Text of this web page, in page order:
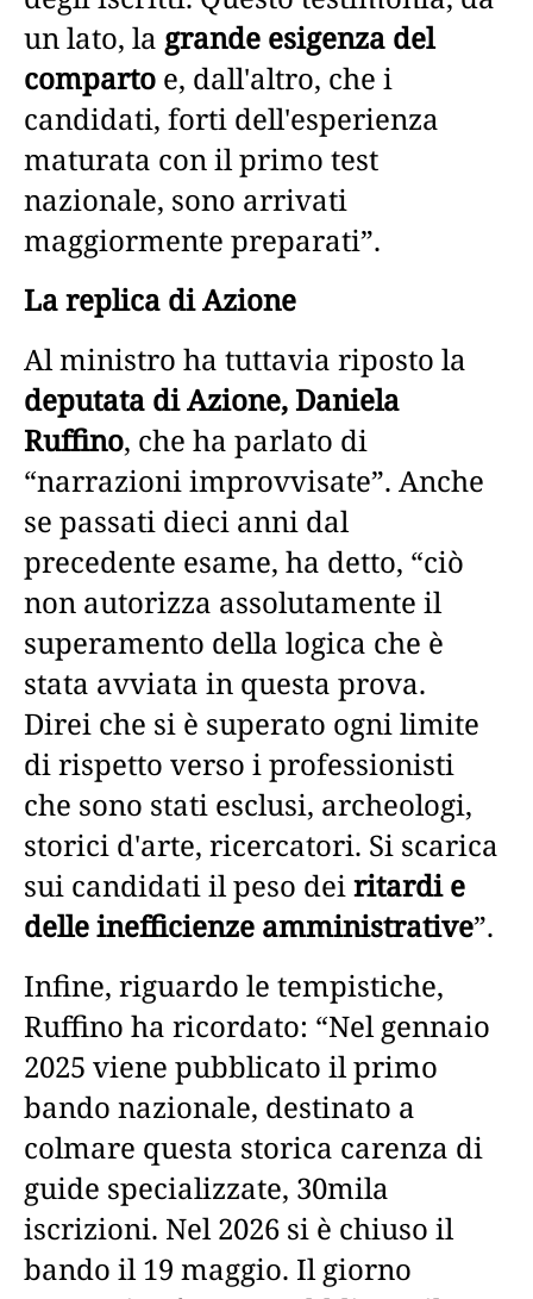
un lato, la grande esigenza del
comparto e, dall'altro, che i
candidati, forti dell'esperienza
maturata con il primo test
nazionale, sono arrivati
maggiormente preparati”.
La replica di Azione
Al ministro ha tuttavia riposto la
deputata di Azione, Daniela
Ruffino, che ha parlato di
“narrazioni improvvisate”. Anche
se passati dieci anni dal
precedente esame, ha detto, “ciò
non autorizza assolutamente il
superamento della logica che è
stata avviata in questa prova.
Direi che si è superato ogni limite
di rispetto verso i professionisti
che sono stati esclusi, archeologi,
storici d'arte, ricercatori. Si scarica
sui candidati il peso deiritardi e
delle inefficienze amministrative”.
Infine, riguardo le tempistiche,
Ruffino ha ricordato: “Nel gennaio
2025 viene pubblicato il primo
bando nazionale, destinato a
colmare questa storica carenza di
guide specializzate, 30mila
iscrizioni. Nel 2026 si è chiuso il
bando il 19 maggio. Il giorno